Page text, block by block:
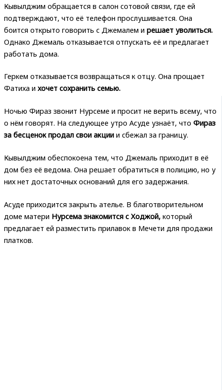
Кывылджим обращается в салон сотовой связи, где ей
подтверждают, что её телефон прослушивается. Она
боится открыто говорить с Джемалем и решает уволиться.
Однако Джемаль отказывается отпускать её и предлагает
работать дома.
Геркем отказывается возвращаться к отцу. Она прощает
Фатиха и хочет сохранить семью.
Ночью Фираз звонит Нурсеме и просит не верить всему, что
о нём говорят. На следующее утро Асуде узнаёт, что Фираз
за бесценок продал свои акции и сбежал за границу.
Кывылджим обеспокоена тем, что Джемаль приходит в её
дом без её ведома. Она решает обратиться в полицию, но у
них нет достаточных оснований для его задержания.
Асуде приходится закрыть ателье. В благотворительном
доме матери Нурсема знакомится с Ходжой, который
предлагает ей разместить прилавок в Мечети для продажи
платков.